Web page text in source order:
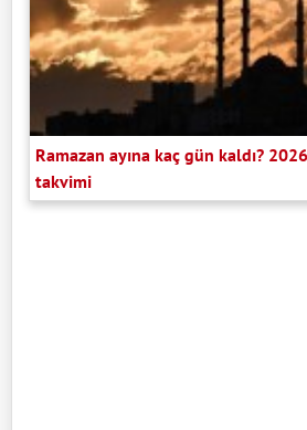
Ramazan ayına kaç gün kaldı?
takvimi